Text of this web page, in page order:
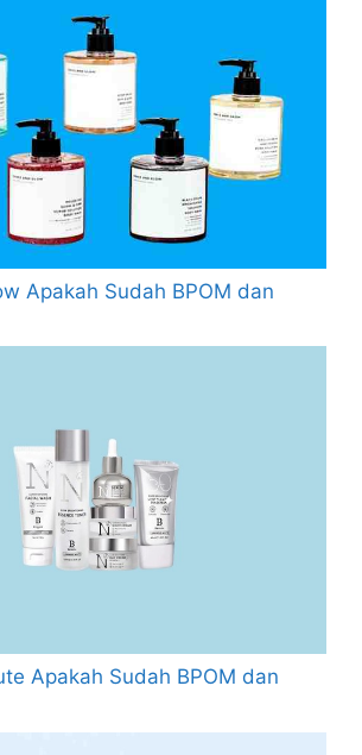
Apakah Sudah BPOM dan
Apakah Sudah BPOM dan